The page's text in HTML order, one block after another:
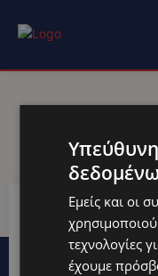
Εμείς και οι
τεχνολογίες
έχουμε